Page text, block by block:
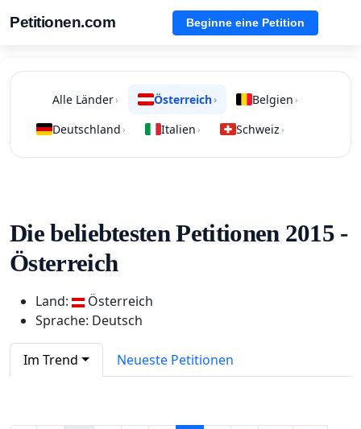
Petitionen.com Beginne eine Petition
Alle Länder› Österreich› Belgien ›
Deutschland › Italien › Schweiz ›
Die beliebtesten Petitionen 2015 -
Österreich
Land:
Österreich
Sprache: Deutsch
Im Trend Neueste Petitionen